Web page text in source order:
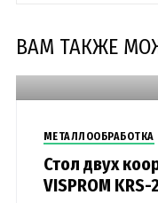
ВАМ ТАКЖЕ
МЕТАЛЛООБРАБОТКА
Стол двух
VISPROM KRS-